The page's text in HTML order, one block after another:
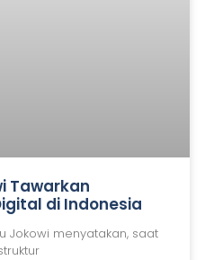
Tawarkan
di Indonesia
Jokowi menyatakan, saat